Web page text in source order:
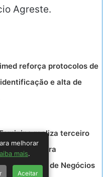
Agreste.
reforça protocolos de
e alta de
realiza terceiro
e prepara
para a Feira de Negócios
melhorar
mais
Aceitar